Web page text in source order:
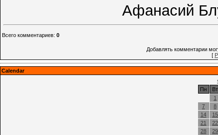
Афанасий
Всего комментариев: 0
Добавлять комментарии
[
Calendar
Пн
Вт
1
7
8
14
15
21
22
28
29